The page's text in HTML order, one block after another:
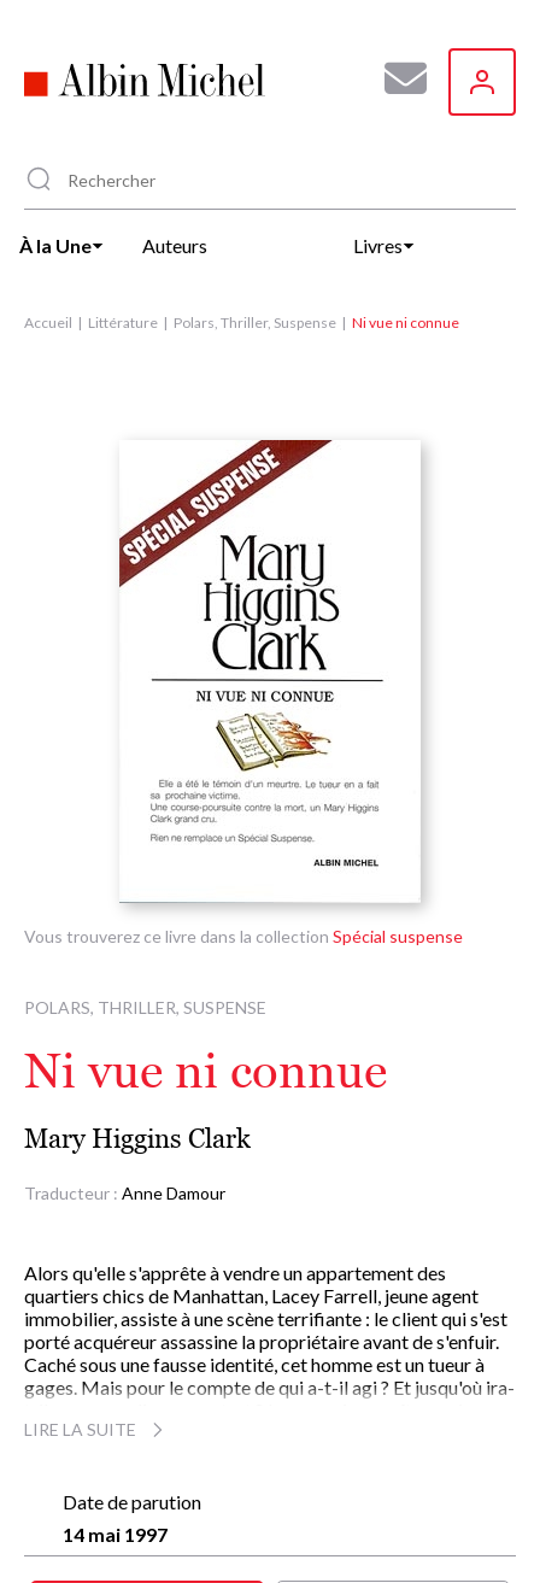
principal
À la Une Auteurs Livres
Accueil Littérature Polars, Thriller, Suspense Ni vue ni connue
Vous trouverez ce livre dans la collection Spécial suspense
POLARS, THRILLER, SUSPENSE
Ni vue ni connue
Mary Higgins Clark
Traducteur : Anne Damour
Alors qu'elle s'apprête à vendre un appartement des
quartiers chics de Manhattan, Lacey Farrell, jeune agent
immobilier, assiste à une scène terrifiante : le client qui s'est
porté acquéreur assassine la propriétaire avant de s'enfuir.
Caché sous une fausse identité, cet homme est un tueur à
gages. Mais pour le compte de qui a-t-il agi ? Et jusqu'où ira-
pourrait bien être la prochaine victime. Témoin à haut
de tout le monde - même de ceux qu'elle aime. C'est à ce prix
qu'elle pourra rester en vie, ni vue ni connue. Pourtant,
malgré ces précautions, le tueur la retrouve. La traque
LIRE LA SUITE
Date de parution
14 mai 1997